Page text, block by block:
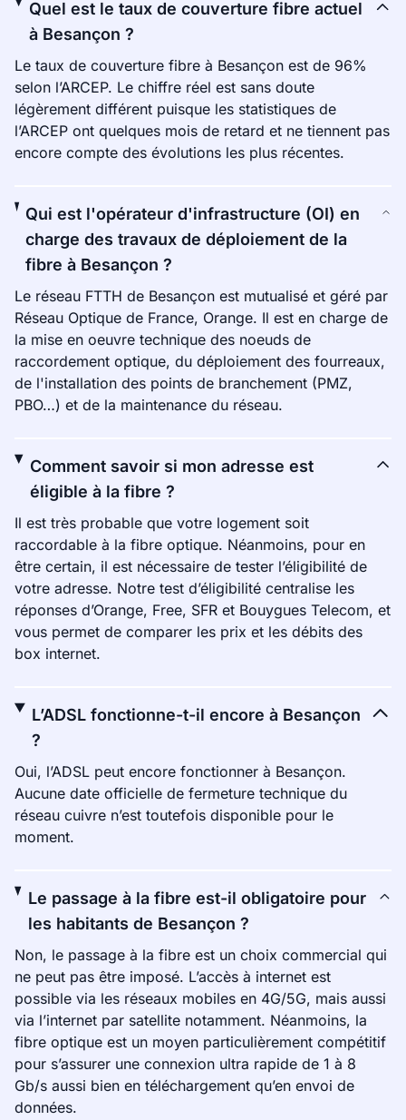
Quel est le taux de couverture fibre actuel
à Besançon ?
Le taux de couverture fibre à Besançon est de 96%
selon l’ARCEP. Le chiffre réel est sans doute
légèrement différent puisque les statistiques de
l’ARCEP ont quelques mois de retard et ne tiennent pas
encore compte des évolutions les plus récentes.
Qui est l'opérateur d'infrastructure (OI) en
charge des travaux de déploiement de la
fibre à Besançon ?
Le réseau FTTH de Besançon est mutualisé et géré par
Réseau Optique de France, Orange. Il est en charge de
la mise en oeuvre technique des noeuds de
raccordement optique, du déploiement des fourreaux,
de l'installation des points de branchement (PMZ,
PBO…) et de la maintenance du réseau.
Comment savoir si mon adresse est
éligible à la fibre ?
Il est très probable que votre logement soit
raccordable à la fibre optique. Néanmoins, pour en
être certain, il est nécessaire de tester l’éligibilité de
votre adresse. Notre test d’éligibilité centralise les
réponses d’Orange, Free, SFR et Bouygues Telecom, et
vous permet de comparer les prix et les débits des
box internet.
L’ADSL fonctionne-t-il encore à Besançon
?
Oui, l’ADSL peut encore fonctionner à Besançon.
Aucune date officielle de fermeture technique du
réseau cuivre n’est toutefois disponible pour le
moment.
Le passage à la fibre est-il obligatoire pour
les habitants de Besançon ?
Non, le passage à la fibre est un choix commercial qui
ne peut pas être imposé. L’accès à internet est
possible via les réseaux mobiles en 4G/5G, mais aussi
via l’internet par satellite notamment. Néanmoins, la
fibre optique est un moyen particulièrement compétitif
pour s’assurer une connexion ultra rapide de 1 à 8
Gb/s aussi bien en téléchargement qu’en envoi de
données.